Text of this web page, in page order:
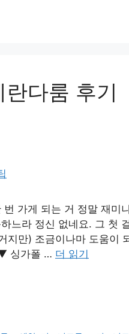
다룸 후기
가게 되는 거 정말 재미
느라 정신 없네요. 그 첫
지만) 조금이나마 도움이
싱가폴 … 더 읽기